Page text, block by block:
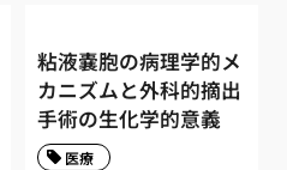
粘液嚢胞の病理学的メ
カニズムと外科的摘出
手術の生化学的意義
医療